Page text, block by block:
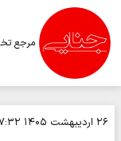
مرجع
۲۶ اردیبهشت ۱۴۰۵